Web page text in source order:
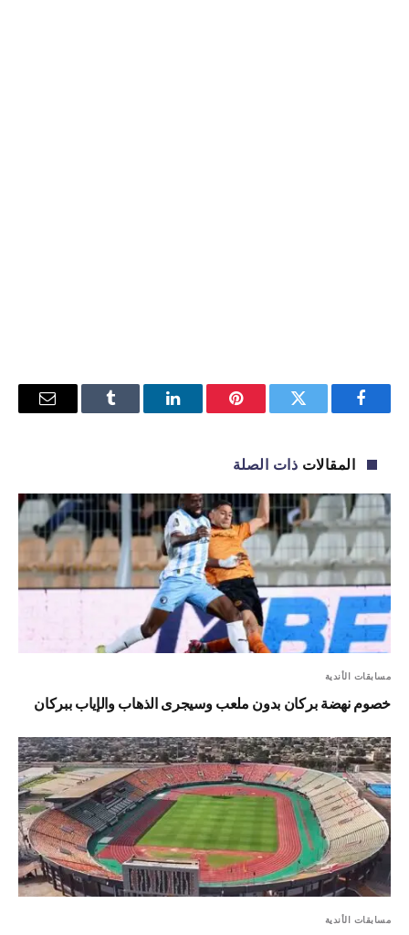
فيسبوك تويتر بينتيريستلينكدإن Tumblr
البريد
المقالات ذات الصلة
مسابقات الأندية
خصوم نهضة بركان بدون ملعب وسيجرى الذهاب والإياب ببركان
مسابقات الأندية